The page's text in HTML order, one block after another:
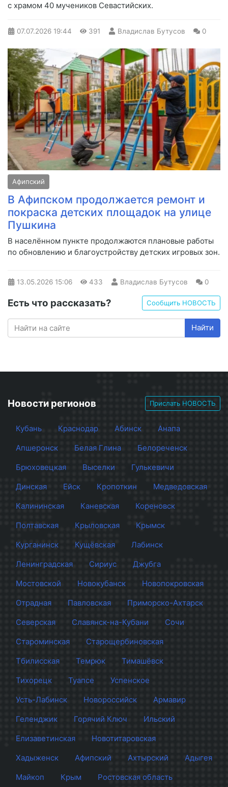
с храмом 40 мучеников Севастийских.
07.07.2026 19:44 391 Владислав Бутусов 0
Афипский
В Афипском продолжается ремонт и
покраска детских площадок на улице
Пушкина
В населённом пункте продолжаются плановые работы
по обновлению и благоустройству детских игровых зон.
13.05.2026 15:06 433 Владислав Бутусов 0
Есть что рассказать? Сообщить НОВОСТЬ
Найти
Новости регионов Прислать НОВОСТЬ
Кубань Краснодар Абинск
Анапа
Апшеронск
Белая Глина
Белореченск
Брюховецкая
Выселки
Гулькевичи
Динская
Ейск Кропоткин
Медведовская
Калининская
Каневская
Кореновск
Полтавская
Крыловская
Крымск
Курганинск
Кущёвская
Лабинск
Ленинградская
Сириус
Джубга
Мостовской
Новокубанск
Новопокровская
Отрадная
Павловская
Приморско-Ахтарск
Северская
Славянск-на-Кубани
Сочи
Староминская
Старощербиновская
Тбилисская
Темрюк
Тимашёвск
Тихорецк
Туапсе
Успенское
Усть-Лабинск
Новороссийск
Армавир
Геленджик
Горячий Ключ
Ильский
Елизаветинская
Новотитаровская
Хадыженск
Афипский Ахтырский
Адыгея
Майкоп
Крым Ростовская область